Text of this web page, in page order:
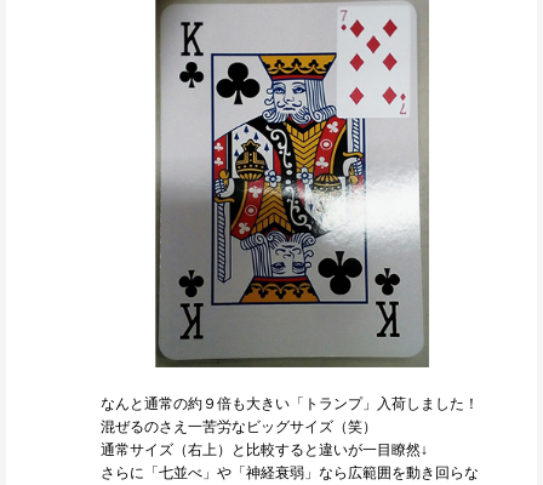
なんと通常の約９倍も大きい「トランプ」入荷しました！
混ぜるのさえ一苦労なビッグサイズ（笑）
通常サイズ（右上）と比較すると違いが一目瞭然↓
さらに「七並べ」や「神経衰弱」なら広範囲を動き回らな